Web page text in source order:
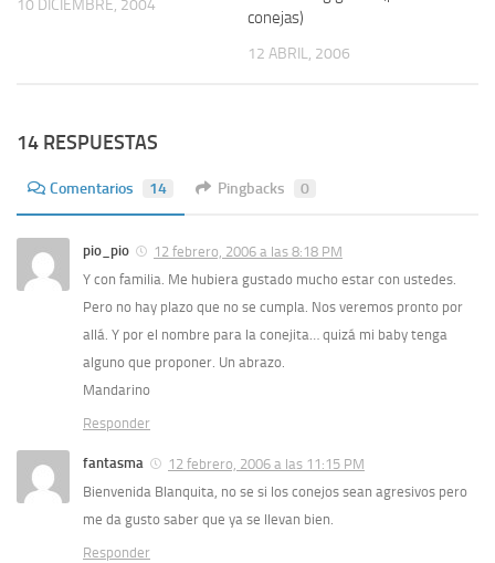
10 DICIEMBRE, 2004
conejas)
12 ABRIL, 2006
14 RESPUESTAS
Comentarios 14 Pingbacks 0
pio_pio
12 febrero, 2006 a las 8:18 PM
Y con familia. Me hubiera gustado mucho estar con ustedes.
Pero no hay plazo que no se cumpla. Nos veremos pronto por
allá. Y por el nombre para la conejita… quizá mi baby tenga
alguno que proponer. Un abrazo.
Mandarino
Responder
fantasma
12 febrero, 2006 a las 11:15 PM
Bienvenida Blanquita, no se si los conejos sean agresivos pero
me da gusto saber que ya se llevan bien.
Responder